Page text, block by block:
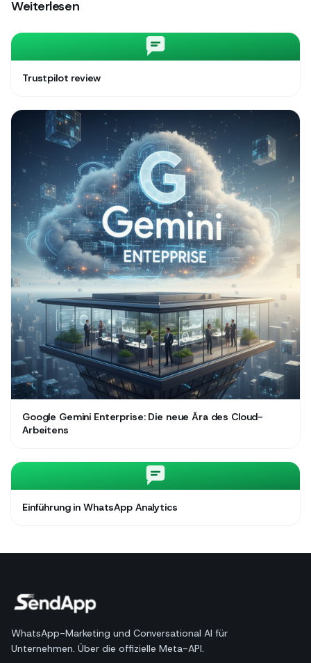
Weiterlesen
Trustpilot review
Google Gemini Enterprise: Die neue Ära des Cloud-
Arbeitens
Einführung in WhatsApp Analytics
WhatsApp-Marketing und Conversational AI für
Unternehmen. Über die offizielle Meta-API.